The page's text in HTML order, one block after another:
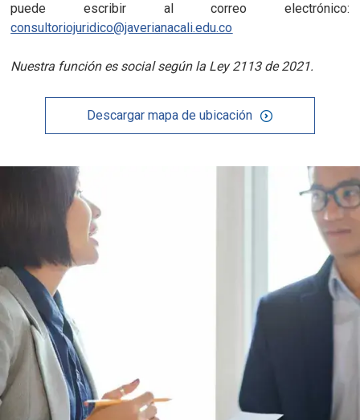
puede escribir al correo electrónico:
consultoriojuridico@javerianacali.edu.co
Nuestra función es social según la Ley 2113 de 2021.
Descargar mapa de ubicación